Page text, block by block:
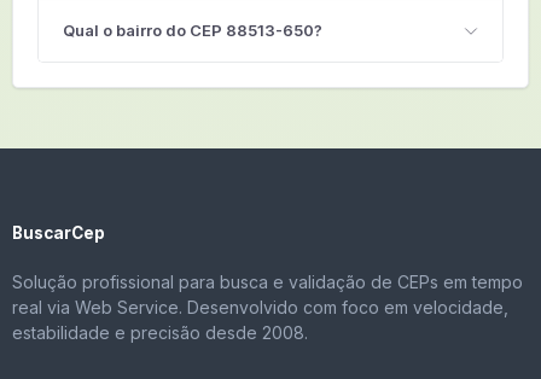
Qual o bairro do CEP 88513-650?
BuscarCep
Solução profissional para busca e validação de CEPs em tempo
real via Web Service. Desenvolvido com foco em velocidade,
estabilidade e precisão desde 2008.